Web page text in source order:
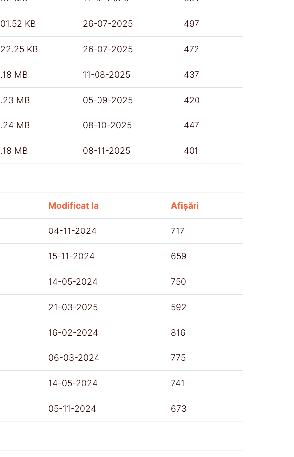
KB 26-07-2025 497
KB 26-07-2025 472
MB 11-08-2025 437
MB 05-09-2025 420
MB 08-10-2025 447
MB 08-11-2025 401
Modificat la Afișări
04-11-2024 717
15-11-2024 659
14-05-2024 750
21-03-2025 592
16-02-2024 816
06-03-2024 775
14-05-2024 741
05-11-2024 673